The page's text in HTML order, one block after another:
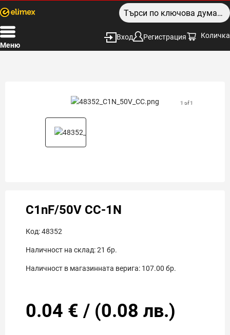
Меню
Вход Регистрация Количка
1 of 1
C1nF/50V CC-1N
Код:48352
Наличност на склад:21 бр.
Наличност в магазинната верига: 107.00 бр.
0.04 € / (0.08 лв.)